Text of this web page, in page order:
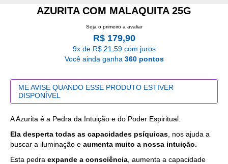
AZURITA COM MALAQUITA 25G
Seja o primeiro a avaliar
R$ 179,90
9x de R$ 21,59 com juros
Você ainda ganha 360 pontos
ME AVISE QUANDO ESSE PRODUTO ESTIVER
DISPONÍVEL
A Azurita é a Pedra da Intuição e do Poder Espiritual.
Ela desperta todas as capacidades psíquicas , nos ajuda a
buscar a iluminação e aumenta muito a nossa intuição.
Esta pedra expande a consciência , aumenta a capacidade